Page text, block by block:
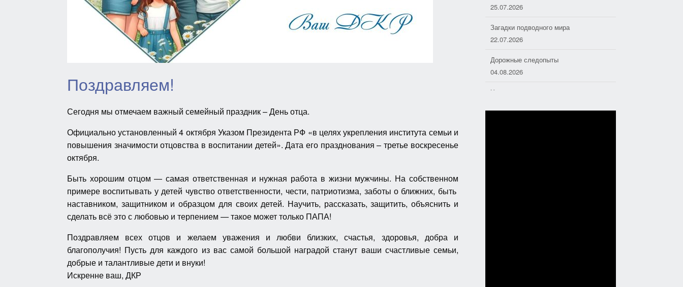
Поздравляем!
Сегодня мы отмечаем важный семейный праздник – День отца.
Официально установленный 4 октября Указом Президента РФ «в целях укрепления института семьи и
повышения значимости отцовства в воспитании детей». Дата его празднования – третье воскресенье
октября.
Быть хорошим отцом — самая ответственная и нужная работа в жизни мужчины. На собственном
примере воспитывать у детей чувство ответственности, чести, патриотизма, заботы о ближних, быть
наставником, защитником и образцом для своих детей. Научить, рассказать, защитить, объяснить и
сделать всё это с любовью и терпением — такое может только ПАПА!
Поздравляем всех отцов и желаем уважения и любви близких, счастья, здоровья, добра и
благополучия! Пусть для каждого из вас самой большой наградой станут ваши счастливые семьи,
добрые и талантливые дети и внуки!
Искренне ваш, ДКР
25.07.2026
Загадки подводного мира
22.07.2026
Дорожные следопыты
04.08.2026
Хоровое пение — основа
01.08.2026